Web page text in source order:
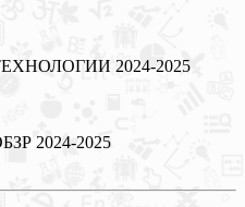
ТЕХНОЛОГИИ 2024-2025
2024-2025